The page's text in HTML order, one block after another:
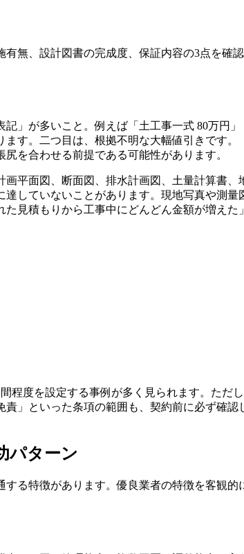
無、設計図書の完成度、保証内容の3点を確
」が多いこと。例えば「土工事一式 80万円
す。二つ目は、根拠不明な大幅値引きです
を合わせる前提である可能性があります。
平面図、断面図、排水計画図、土量計算書
していないことがあります。現地写真や測
見積もりから工事中にどんどん金額が増え
度を設定する事例が多く見られます。ただ
」といった条項の範囲も、契約前に必ず確
パターン
る特徴があります。優良業者の特徴を客観